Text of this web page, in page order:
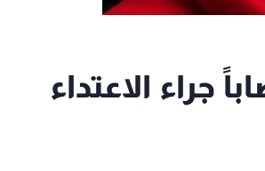
الكويتية: 63 مصاباً جراء الاعتداء